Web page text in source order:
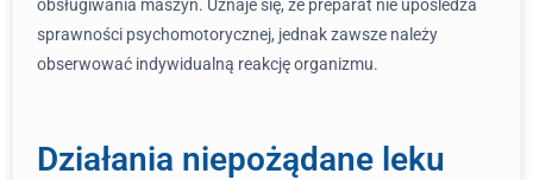
obsługiwania maszyn. Uznaje się, że preparat nie upośledza
sprawności psychomotorycznej, jednak zawsze należy
obserwować indywidualną reakcję organizmu.
Działania niepożądane leku